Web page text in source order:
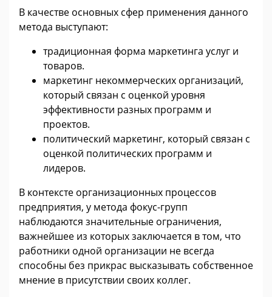
В качестве основных сфер применения данного
метода выступают:
традиционная форма маркетинга услуг и
товаров.
маркетинг некоммерческих организаций,
который связан с оценкой уровня
эффективности разных программ и
проектов.
политический маркетинг, который связан с
оценкой политических программ и
лидеров.
В контексте организационных процессов
предприятия, у метода фокус-групп
наблюдаются значительные ограничения,
важнейшее из которых заключается в том, что
работники одной организации не всегда
способны без прикрас высказывать собственное
мнение в присутствии своих коллег.